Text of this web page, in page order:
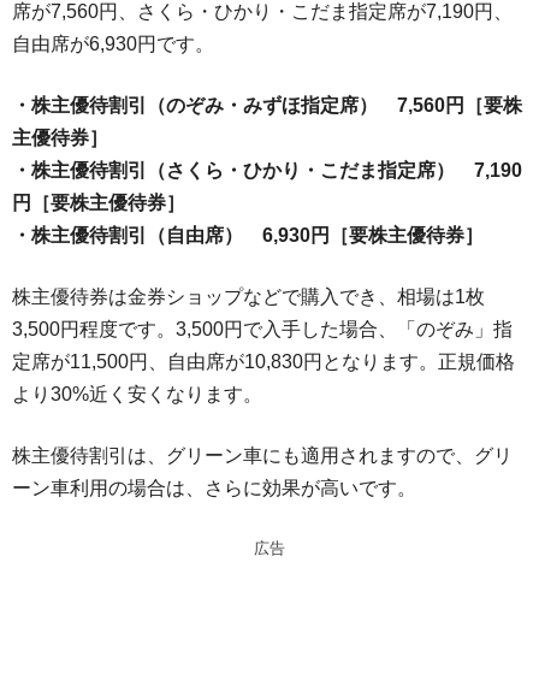
席が7,560円、さくら・ひかり・こだま指定席が7,190円、
自由席が6,930円です。
・株主優待割引（のぞみ・みずほ指定席） 7,560円［要株
主優待券］
・株主優待割引（さくら・ひかり・こだま指定席） 7,190
円［要株主優待券］
・株主優待割引（自由席） 6,930円［要株主優待券］
株主優待券は金券ショップなどで購入でき、相場は1枚
3,500円程度です。3,500円で入手した場合、「のぞみ」指
定席が11,500円、自由席が10,830円となります。正規価格
より30%近く安くなります。
株主優待割引は、グリーン車にも適用されますので、グリ
ーン車利用の場合は、さらに効果が高いです。
広告